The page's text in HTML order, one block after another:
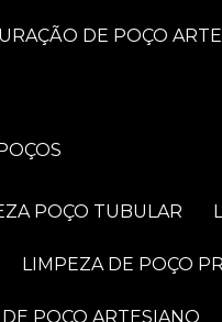
DE POÇO
POÇO TUBULAR
LIMPEZA DE POÇO
DE POÇO ARTESIANO